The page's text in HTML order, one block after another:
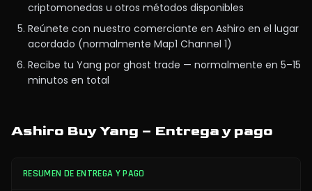
criptomonedas u otros métodos disponibles
Reúnete con nuestro comerciante en Ashiro en el lugar
acordado (normalmente Map1 Channel 1)
Recibe tu Yang por ghost trade — normalmente en 5–15
minutos en total
Ashiro Buy Yang – Entrega y pago
RESUMEN DE ENTREGA Y PAGO